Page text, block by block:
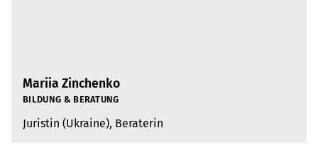
Mariia Zinchenko
BIL­DUNG & BERA­TUNG
Juris­tin (Ukraine), Bera­te­rin